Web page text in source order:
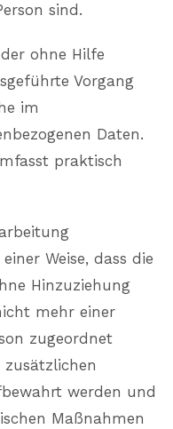
sind.
ohne Hilfe
Vorgang
im
Daten.
praktisch
Weise, dass die
Hinzuziehung
mehr einer
zugeordnet
werden und
Maßnahmen